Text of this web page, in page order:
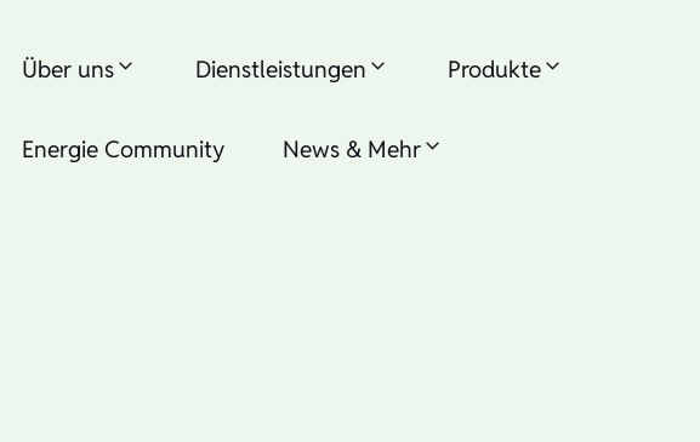
Über uns Dienstleistungen Produkte
Energie Community News & Mehr